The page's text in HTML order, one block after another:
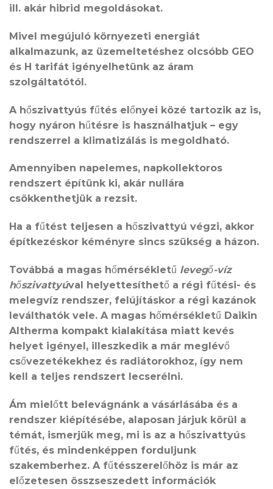
ill. akár hibrid megoldásokat.
Mivel megújuló környezeti energiát
alkalmazunk, az üzemeltetéshez olcsóbb GEO
és H tarifát igényelhetünk az áram
szolgáltatótól.
A hőszivattyús fűtés előnyei közé tartozik az is,
hogy nyáron hűtésre is használhatjuk – egy
rendszerrel a klimatizálás is megoldható.
Amennyiben napelemes, napkollektoros
rendszert építünk ki, akár nullára
csökkenthetjük a rezsit.
Ha a fűtést teljesen a hőszivattyú végzi, akkor
építkezéskor kéményre sincs szükség a házon.
Továbbá a magas hőmérsékletű levegő-víz
hőszivattyúval helyettesíthető a régi fűtési- és
melegvíz rendszer, felújításkor a régi kazánok
leválthatók vele. A magas hőmérsékletű Daikin
Altherma kompakt kialakítása miatt kevés
helyet igényel, illeszkedik a már meglévő
csővezetékekhez és radiátorokhoz, így nem
kell a teljes rendszert lecserélni.
Ám mielőtt belevágnánk a vásárlásába és a
rendszer kiépítésébe, alaposan járjuk körül a
témát, ismerjük meg, mi is az a hőszivattyús
fűtés, és mindenképpen forduljunk
szakemberhez. A fűtésszerelőhöz is már az
előzetesen összseszedett információk